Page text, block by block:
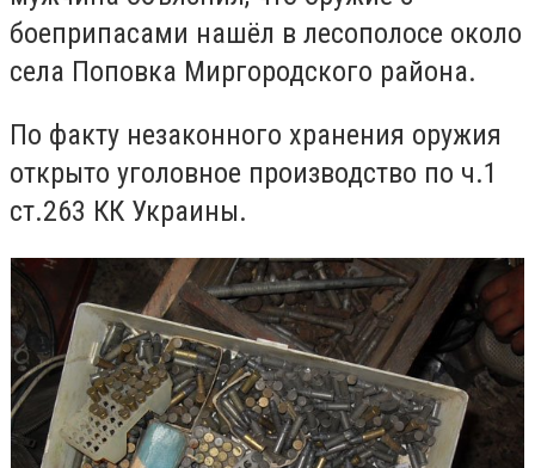
боеприпасами нашёл в лесополосе около
села Поповка Миргородского района.
По факту незаконного хранения оружия
открыто уголовное производство по ч.1
ст.263 КК Украины.